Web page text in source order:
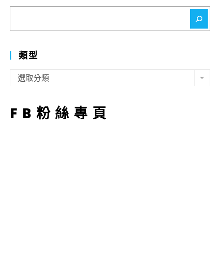
類型
型
選取分類
FB粉絲專頁